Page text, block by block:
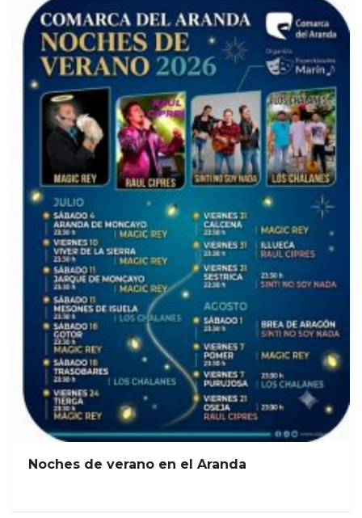
Noches de verano en el Aranda